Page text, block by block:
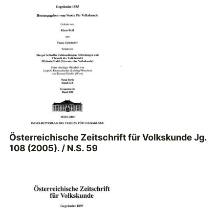
Österreichische Zeitschrift für Volkskunde Jg.
108 (2005). / N.S. 59